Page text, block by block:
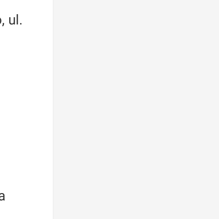
ul.